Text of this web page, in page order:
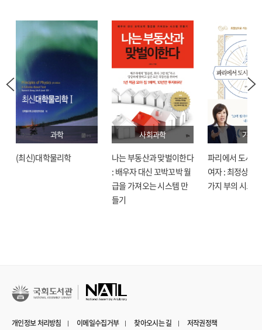
과학
(최신)대학물리학
사회과학
나는 부동산과 맞벌이한다
: 배우자 대신 꼬박꼬박 월
급을 가져오는 시스템 만
들기
기술
파리에서 도시락
여자 : 최정상으
가지 부의 시크릿
개인정보 처리방침 이메일수집거부 찾아오시는 길 저작권정책